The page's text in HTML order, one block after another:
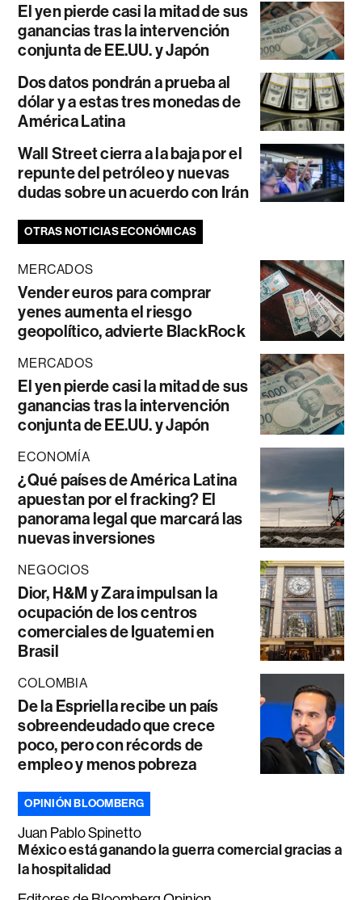
El yen pierde casi la mitad de sus
ganancias tras la intervención
conjunta de EE.UU. y Japón
Dos datos pondrán a prueba al
dólar y a estas tres monedas de
América Latina
Wall Street cierra a la baja por el
repunte del petróleo y nuevas
dudas sobre un acuerdo con Irán
OTRAS NOTICIAS ECONÓMICAS
MERCADOS
Vender euros para comprar
yenes aumenta el riesgo
geopolítico, advierte BlackRock
MERCADOS
El yen pierde casi la mitad de sus
ganancias tras la intervención
conjunta de EE.UU. y Japón
ECONOMÍA
¿Qué países de América Latina
apuestan por el fracking? El
panorama legal que marcará las
nuevas inversiones
NEGOCIOS
Dior, H&M y Zara impulsan la
ocupación de los centros
comerciales de Iguatemi en
Brasil
COLOMBIA
De la Espriella recibe un país
sobreendeudado que crece
poco, pero con récords de
empleo y menos pobreza
OPINIÓN BLOOMBERG
Juan Pablo Spinetto
México está ganando la guerra comercial gracias a
la hospitalidad